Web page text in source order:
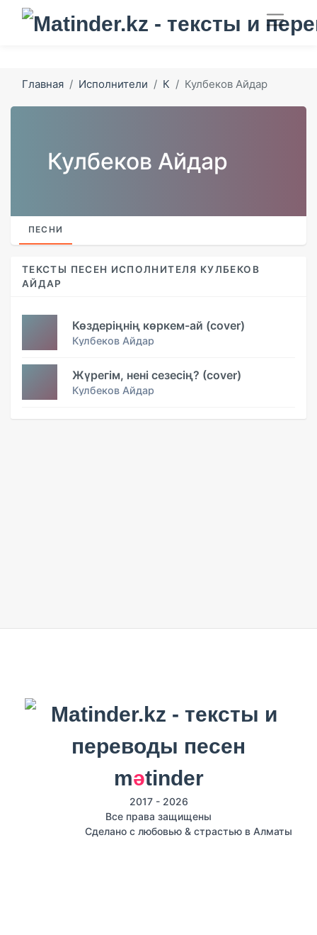
Главная Исполнители К Кулбеков Айдар
Кулбеков Айдар
ПЕСНИ
ТЕКСТЫ ПЕСЕН ИСПОЛНИТЕЛЯ КУЛБЕКОВ
АЙДАР
Көздеріңнің көркем-ай (cover)
Кулбеков Айдар
Жүрегім, нені сезесің? (cover)
Кулбеков Айдар
mәtinder
2017 - 2026
Все права защищены
Сделано с любовью & страстью в Алматы